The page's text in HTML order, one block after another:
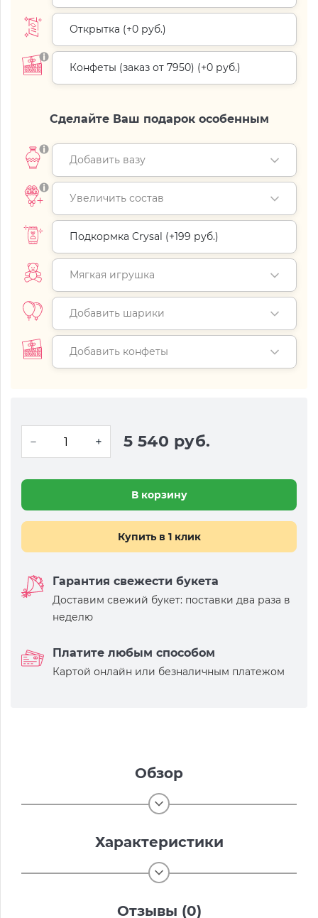
Открытка (+0 руб.)
Конфеты (заказ от 7950) (+0 руб.)
Сделайте Ваш подарок особенным
Добавить вазу
Увеличить состав
Подкормка Crysal (+199 руб.)
Мягкая игрушка
Добавить шарики
Добавить конфеты
5 540 руб.
В корзину
Купить в 1 клик
Гарантия свежести букета
Доставим свежий букет: поставки два раза в
неделю
Платите любым способом
Картой онлайн или безналичным платежом
Обзор
Характеристики
Отзывы (0)